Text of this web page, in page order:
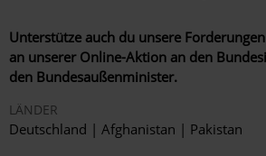
Unterstütze auch du unsere
an unserer Online-Aktion an den
den Bundesaußenminister.
LÄNDER
Deutschland | Afghanistan | Pakistan